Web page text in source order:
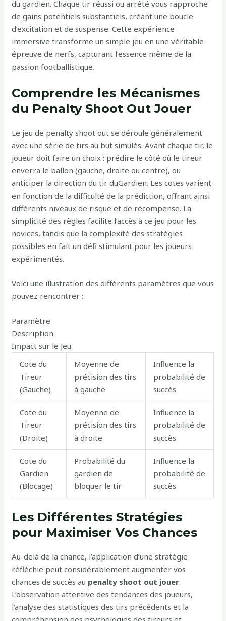
du gardien. Chaque tir réussi ou arrêté vous rapproche
de gains potentiels substantiels, créant une boucle
d’excitation et de suspense. Cette expérience
immersive transforme un simple jeu en une véritable
épreuve de nerfs, capturant l’essence même de la
passion footballistique.
Comprendre les Mécanismes
du Penalty Shoot Out Jouer
Le jeu de penalty shoot out se déroule généralement
avec une série de tirs au but simulés. Avant chaque tir, le
joueur doit faire un choix : prédire le côté où le tireur
enverra le ballon (gauche, droite ou centre), ou
anticiper la direction du tir duGardien. Les cotes varient
en fonction de la difficulté de la prédiction, offrant ainsi
différents niveaux de risque et de récompense. La
simplicité des règles facilite l’accès à ce jeu pour les
novices, tandis que la complexité des stratégies
possibles en fait un défi stimulant pour les joueurs
expérimentés.
Voici une illustration des différents paramètres que vous
pouvez rencontrer :
Paramètre
Description
Impact sur le Jeu
Cote du
Tireur
(Gauche)
Moyenne de
précision des tirs
à gauche
Influence la
probabilité de
succès
Cote du
Tireur
(Droite)
Moyenne de
précision des tirs
à droite
Influence la
probabilité de
succès
Cote du
Gardien
(Blocage)
Probabilité du
gardien de
bloquer le tir
Influence la
probabilité de
succès
Les Différentes Stratégies
pour Maximiser Vos Chances
Au-delà de la chance, l’application d’une stratégie
réfléchie peut considérablement augmenter vos
chances de succès au penalty shoot out jouer.
L’observation attentive des tendances des joueurs,
l’analyse des statistiques des tirs précédents et la